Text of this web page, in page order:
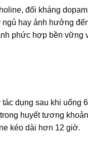
đối kháng
hay ảnh hưởng
phức hợp bền vững
dụng sau khi uống
huyết tương
kéo dài hơn 12 giờ.